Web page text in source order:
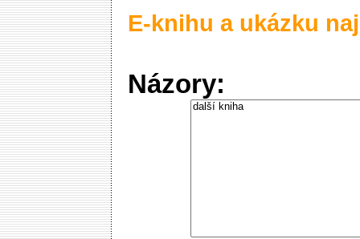
E-knihu a ukázku
Názory: